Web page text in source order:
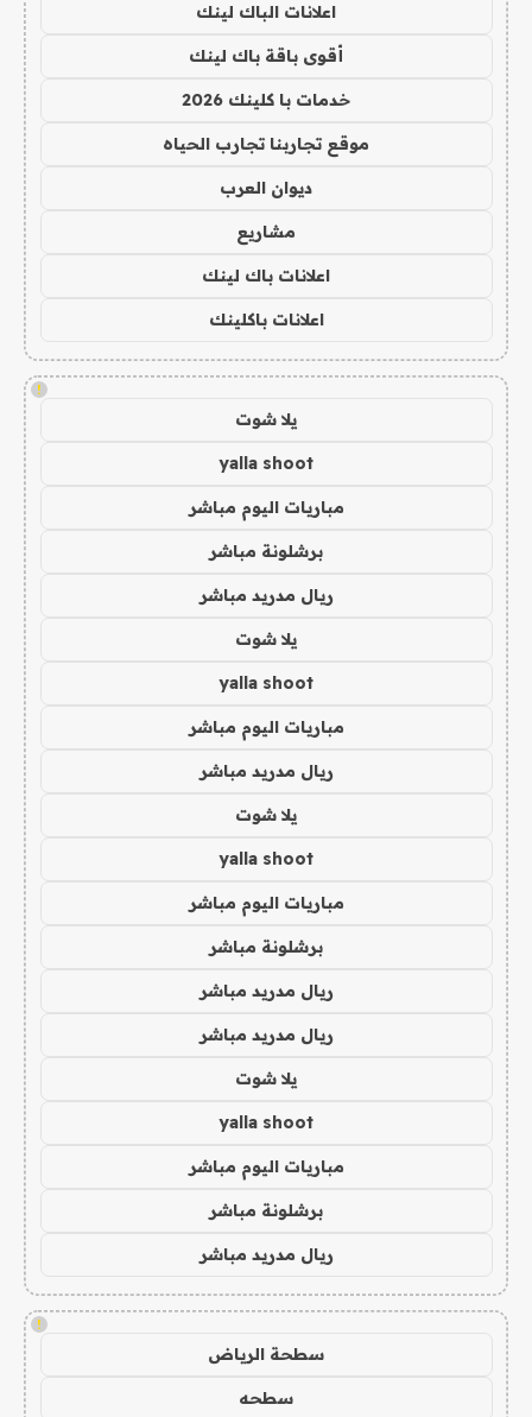
اعلانات الباك لينك
أقوى باقة باك لينك
خدمات با كلينك 2026
موقع تجاربنا تجارب الحياه
ديوان العرب
مشاريع
اعلانات باك لينك
اعلانات باكلينك
!
يلا شوت
yalla shoot
مباريات اليوم مباشر
برشلونة مباشر
ريال مدريد مباشر
يلا شوت
yalla shoot
مباريات اليوم مباشر
ريال مدريد مباشر
يلا شوت
yalla shoot
مباريات اليوم مباشر
برشلونة مباشر
ريال مدريد مباشر
ريال مدريد مباشر
يلا شوت
yalla shoot
مباريات اليوم مباشر
برشلونة مباشر
ريال مدريد مباشر
!
سطحة الرياض
سطحه